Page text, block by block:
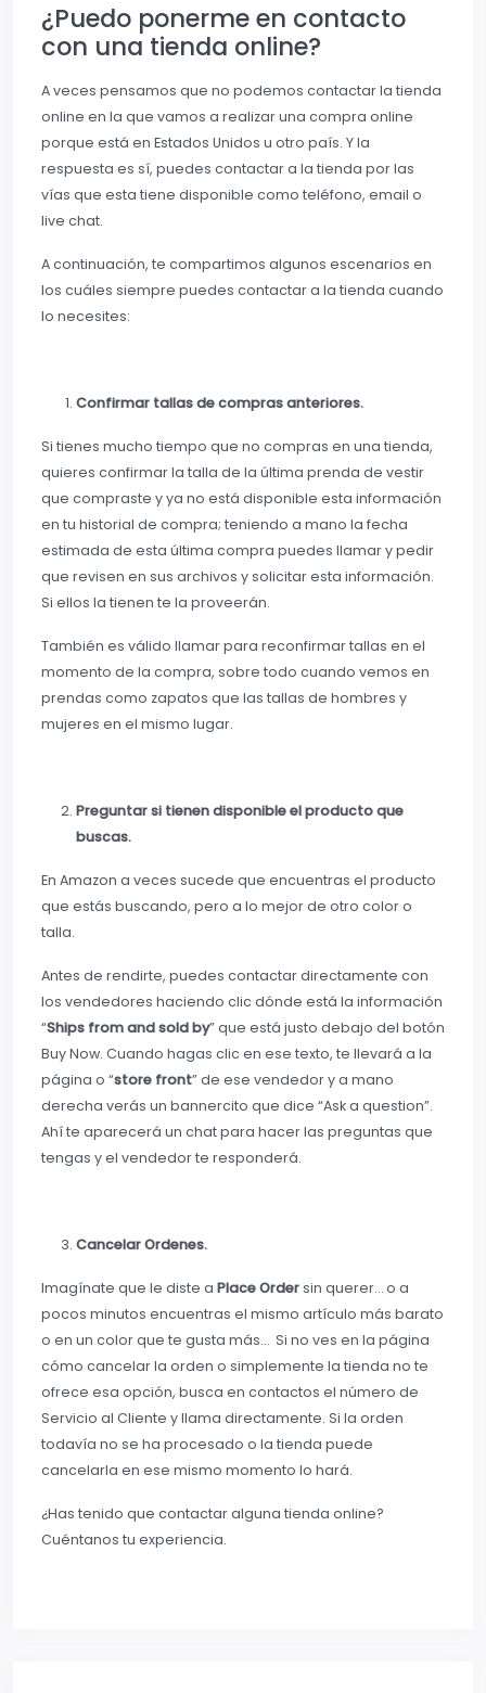
¿Puedo ponerme en contacto
con una tienda online?
A veces pensamos que no podemos contactar la tienda
online en la que vamos a realizar una compra online
porque está en Estados Unidos u otro país. Y la
respuesta es sí, puedes contactar a la tienda por las
vías que esta tiene disponible como teléfono, email o
live chat.
A continuación, te compartimos algunos escenarios en
los cuáles siempre puedes contactar a la tienda cuando
lo necesites:
Confirmar tallas de compras anteriores.
Si tienes mucho tiempo que no compras en una tienda,
quieres confirmar la talla de la última prenda de vestir
que compraste y ya no está disponible esta información
en tu historial de compra; teniendo a mano la fecha
estimada de esta última compra puedes llamar y pedir
que revisen en sus archivos y solicitar esta información.
Si ellos la tienen te la proveerán.
También es válido llamar para reconfirmar tallas en el
momento de la compra, sobre todo cuando vemos en
prendas como zapatos que las tallas de hombres y
mujeres en el mismo lugar.
Preguntar si tienen disponible el producto que
buscas.
En Amazon a veces sucede que encuentras el producto
que estás buscando, pero a lo mejor de otro color o
talla.
Antes de rendirte, puedes contactar directamente con
los vendedores haciendo clic dónde está la información
“Ships from and sold by” que está justo debajo del botón
Buy Now. Cuando hagas clic en ese texto, te llevará a la
página o “store front” de ese vendedor y a mano
derecha verás un bannercito que dice “Ask a question”.
Ahí te aparecerá un chat para hacer las preguntas que
tengas y el vendedor te responderá.
Cancelar Ordenes.
Imagínate que le diste a Place Ordersin querer… o a
pocos minutos encuentras el mismo artículo más barato
o en un color que te gusta más… Si no ves en la página
cómo cancelar la orden o simplemente la tienda no te
ofrece esa opción, busca en contactos el número de
Servicio al Cliente y llama directamente. Si la orden
todavía no se ha procesado o la tienda puede
cancelarla en ese mismo momento lo hará.
¿Has tenido que contactar alguna tienda online?
Cuéntanos tu experiencia.